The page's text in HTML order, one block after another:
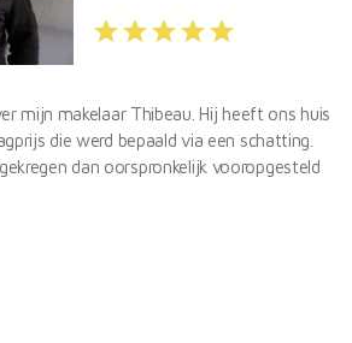
starstarstarstarstar
mijn makelaar Thibeau. Hij heeft ons huis
die werd bepaald via een schatting.
dan oorspronkelijk vooropgesteld